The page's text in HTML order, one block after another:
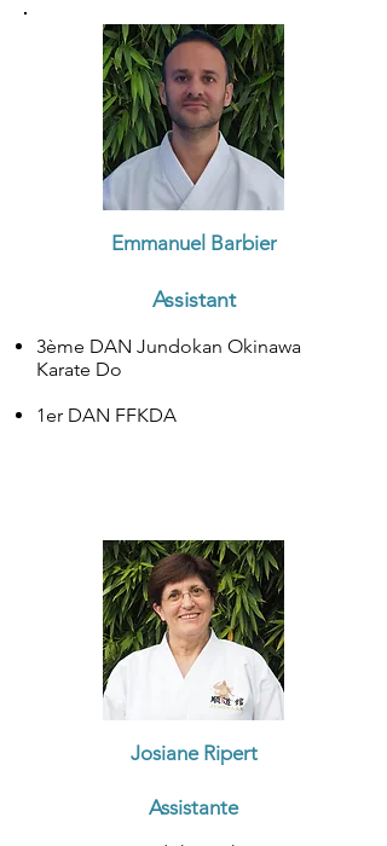
Emmanuel Barbier
Assistant
3ème DAN Jundokan Okinawa
Karate Do
1er DAN FFKDA
Josiane Ripert
Assistante